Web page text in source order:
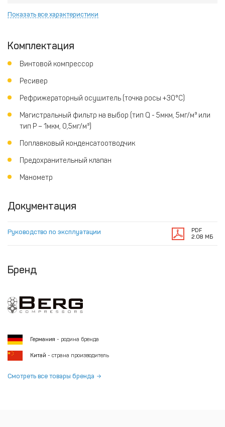
Показать все характеристики
Комплектация
Винтовой компрессор
Ресивер
Рефрижераторный осушитель (точка росы +30°C)
Магистральный фильтр на выбор (тип Q - 5мкм, 5мг/м³ или
тип P – 1мкм, 0,5мг/м³)
Поплавковый конденсатоотводчик
Предохранительный клапан
Манометр
Документация
Руководство по эксплуатации
PDF
2.08 МБ
Бренд
Германия - родина бренда
Китай - страна производитель
Смотреть все товары бренда